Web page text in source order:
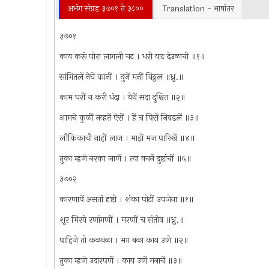
अभंग संग्रह ३७०१ ते ३८०० Translation - भाषांतर
३७०१
काय करूं पोरा लागली चट । धरी वाट देउळाची ॥१॥
सांगितलें नेघे कानीं । दुजें मनीं विठ्ठल ॥ध्रु.॥
काम घरीं न करी धंदा । येथें सदा दुश्चित ॥२॥
आमचे कुळीं नव्हतें ऐसें । हें च पिसें निवडलें ॥३॥
लौकिकाची नाहीं लाज । माझें मज पारिखें ॥४॥
तुका म्हणे नरका जाणें । त्या वचनें दुष्टांचीं ॥५॥
३७०२
कारणापें असतां दृष्टी । शंका पोटीं उपजेना ॥१॥
शूर मिरवे रणांगणीं । मरणीं च संतोष ॥ध्रु.॥
पाहिजे तो कळवळा । मग बळा काय उणे ॥२॥
तुका म्हणे उदारपणें । काय उणें मनाचें ॥३॥